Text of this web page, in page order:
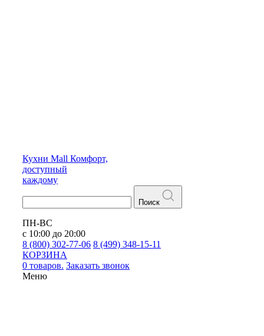
Кухни Mall Комфорт,
доступный
каждому
Поиск
ПН-ВС
с 10:00 до 20:00
8 (800) 302-77-06 8 (499) 348-15-11
КОРЗИНА
0 товаров. Заказать звонок
Меню